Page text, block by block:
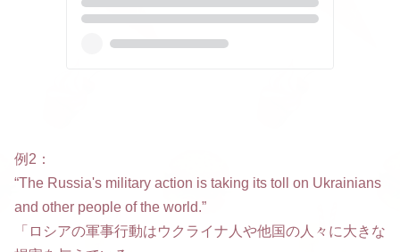
例2：
“The Russia's military action is taking its toll on Ukrainians
and other people of the world.”
「ロシアの軍事行動はウクライナ人や他国の人々に大きな